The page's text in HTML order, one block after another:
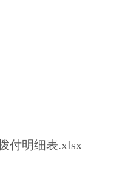
付明细表.xlsx